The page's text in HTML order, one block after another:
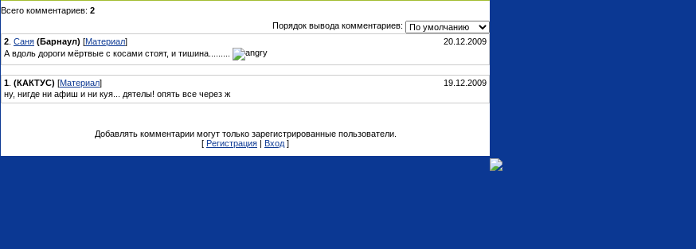
Всего комментариев: 2
Порядок вывода комментариев:
20.12.2009
2 Саня (Барнаул) [Материал]
А вдоль дороги мёртвые с косами стоят, и тишина.........
19.12.2009
1 (КАКТУС) [Материал]
ну, нигде ни афиш и ни куя... дятелы! опять все через ж
Добавлять комментарии могут только зарегистрированные пользователи.
[ Регистрация | Вход ]